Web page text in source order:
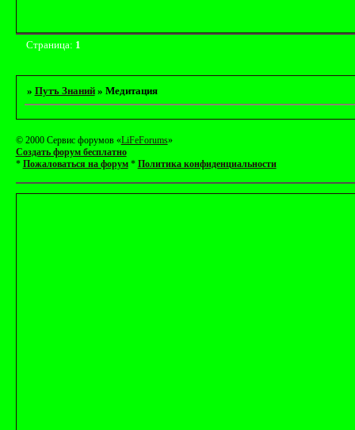
Страница: 1
» Путъ Знаний » Медитация
© 2000 Сервис форумов «LiFeForums»
Создать форум бесплатно
* Пожаловаться на форум* Политика конфиденциальности